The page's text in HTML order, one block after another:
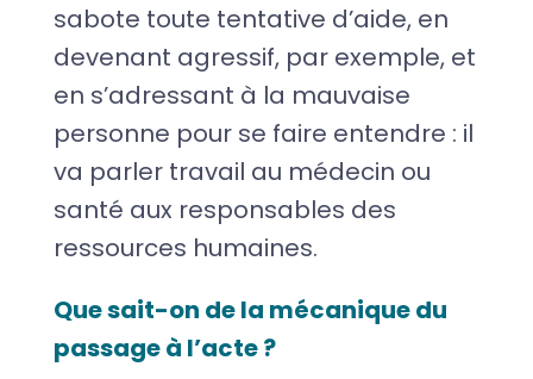
sabote toute tentative d’aide, en
devenant agressif, par exemple, et
en s’adressant à la mauvaise
personne pour se faire entendre : il
va parler travail au médecin ou
santé aux responsables des
ressources humaines.
Que sait-on de la mécanique du
passage à l’acte ?